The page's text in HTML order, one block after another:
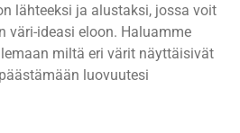
lähteeksi ja alustaksi, jossa voit
väri-ideasi eloon. Haluamme
miltä eri värit näyttäisivät
luovuutesi